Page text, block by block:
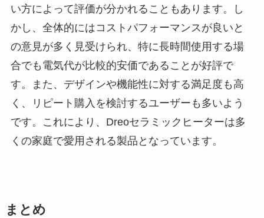
い方によって評価が分かれることもあります。し
かし、全体的にはコストパフォーマンスが良いと
の意見が多く見受けられ、特に長時間使用する場
合でも電気代が比較的安価であることが好評で
す。また、デザインや機能性に対する満足度も高
く、リピート購入を検討するユーザーも多いよう
です。これにより、Dreoセラミックヒーターは多
くの家庭で愛用される製品となっています。
まとめ